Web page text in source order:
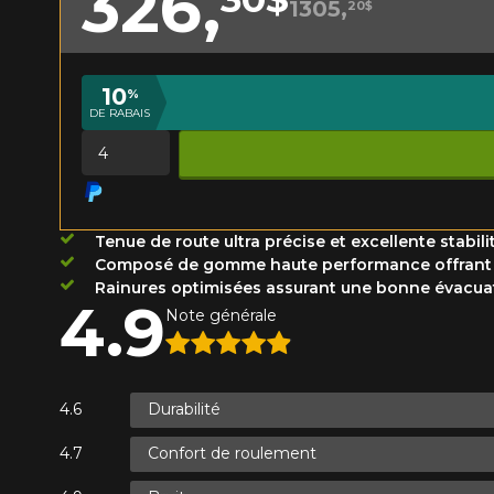
Tenue de route ultra précise et excellente
Composé de gomme haute performance
Rainures optimisées assurant une bonne
1305,20$
10%
DE RABAIS
4.9 Note générale
Durabilité
Confort de roulement
Année
Note
1
2 3 4 5
Commentaire
Envoyer
*Attention cette dimension
véhicule directement avant de